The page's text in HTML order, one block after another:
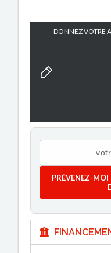
DONNEZ VOTRE
PRÉVENEZ-MOI